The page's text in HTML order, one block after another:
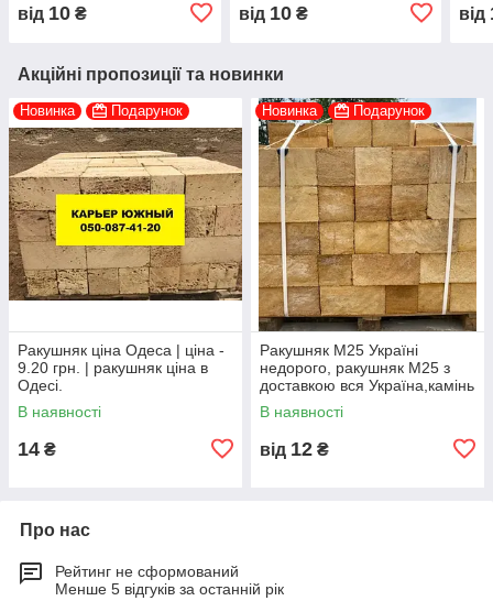
Кар'єра
від 10 ₴
Кар'єра
від 10₴ від
Акційні пропозиції та новинки
Новинка Подарунок
Ракушняк ціна Одеса | ціна -
9.20 грн. | ракушняк ціна в
Одесі.
В наявності
14 ₴
Новинка Подарунок
Ракушняк М25 Україні
недорого, ракушняк М25 з
доставкою вся Україна,камінь
ракушняк М25 виробник
В наявності
від 12 ₴
Про нас
Рейтинг не сформований
Менше 5 відгуків за останній рік